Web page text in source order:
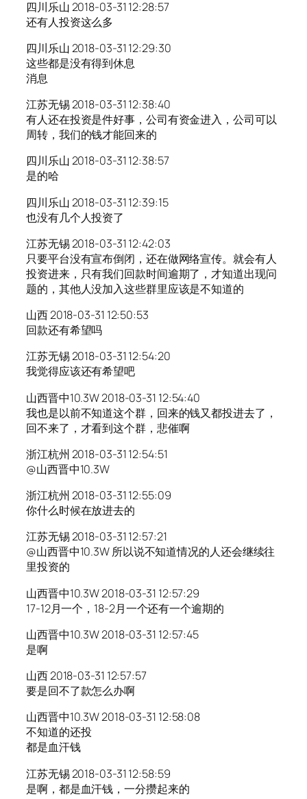
四川乐山 2018-03-31 12:28:57
还有人投资这么多
四川乐山 2018-03-31 12:29:30
这些都是没有得到休息
消息
江苏无锡 2018-03-31 12:38:40
有人还在投资是件好事，公司有资金进入，公司可以
周转，我们的钱才能回来的
四川乐山 2018-03-31 12:38:57
是的哈
四川乐山 2018-03-31 12:39:15
也没有几个人投资了
江苏无锡 2018-03-31 12:42:03
只要平台没有宣布倒闭，还在做网络宣传。就会有人
投资进来，只有我们回款时间逾期了，才知道出现问
题的，其他人没加入这些群里应该是不知道的
山西 2018-03-31 12:50:53
回款还有希望吗
江苏无锡 2018-03-31 12:54:20
我觉得应该还有希望吧
山西晋中10.3W 2018-03-31 12:54:40
我也是以前不知道这个群，回来的钱又都投进去了，
回不来了，才看到这个群，悲催啊
浙江杭州 2018-03-31 12:54:51
@山西晋中10.3W
浙江杭州 2018-03-31 12:55:09
你什么时候在放进去的
江苏无锡 2018-03-31 12:57:21
@山西晋中10.3W 所以说不知道情况的人还会继续往
里投资的
山西晋中10.3W 2018-03-31 12:57:29
17-12月一个，18-2月一个还有一个逾期的
山西晋中10.3W 2018-03-31 12:57:45
是啊
山西 2018-03-31 12:57:57
要是回不了款怎么办啊
山西晋中10.3W 2018-03-31 12:58:08
不知道的还投
都是血汗钱
江苏无锡 2018-03-31 12:58:59
是啊，都是血汗钱，一分攒起来的